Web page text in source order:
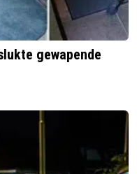
gewapende